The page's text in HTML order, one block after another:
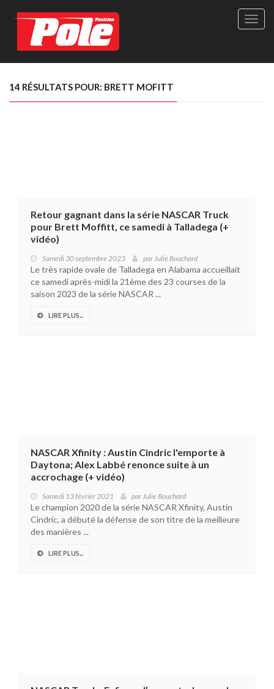
Site
Le
14 RÉSULTATS POUR: BRETT MOFITT
Retour gagnant dans la série NASCAR Truck
pour Brett Moffitt, ce samedi à Talladega (+
vidéo)
Samedi 30 septembre 2023 parJulie Bouchard
Le très rapide ovale de Talladega en Alabama accueillait
ce samedi après-midi la 21ème des 23 courses de la
saison 2023 de la série NASCAR ...
LIRE PLUS...
NASCAR Xfinity : Austin Cindric l'emporte à
Daytona; Alex Labbé renonce suite à un
accrochage (+ vidéo)
Samedi 13 février 2021 parJulie Bouchard
Le champion 2020 de la série NASCAR Xfinity, Austin
Cindric, a débuté la défense de son titre de la meilleure
des manières ...
LIRE PLUS...